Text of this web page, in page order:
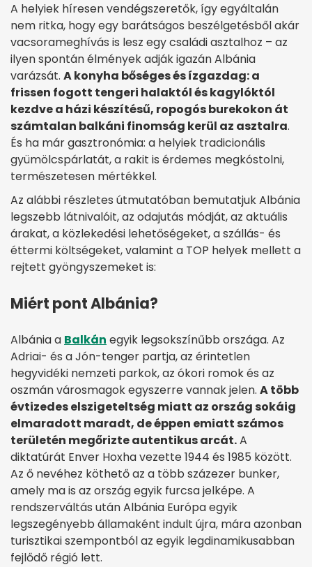
A helyiek híresen vendégszeretők, így egyáltalán
nem ritka, hogy egy barátságos beszélgetésből akár
vacsorameghívás is lesz egy családi asztalhoz – az
ilyen spontán élmények adják igazán Albánia
varázsát. A konyha bőséges és ízgazdag: a
frissen fogott tengeri halaktól és kagylóktól
kezdve a házi készítésű, ropogós burekokon át
számtalan balkáni finomság kerül az asztalra.
És ha már gasztronómia: a helyiek tradicionális
gyümölcspárlatát, a rakit is érdemes megkóstolni,
természetesen mértékkel.
Az alábbi részletes útmutatóban bemutatjuk Albánia
legszebb látnivalóit, az odajutás módját, az aktuális
árakat, a közlekedési lehetőségeket, a szállás- és
éttermi költségeket, valamint a TOP helyek mellett a
rejtett gyöngyszemeket is:
Miért pont Albánia?
Albánia a Balkán egyik legsokszínűbb országa. Az
Adriai- és a Jón-tenger partja, az érintetlen
hegyvidéki nemzeti parkok, az ókori romok és az
oszmán városmagok egyszerre vannak jelen. A több
évtizedes elszigeteltség miatt az ország sokáig
elmaradott maradt, de éppen emiatt számos
területén megőrizte autentikus arcát.A
diktatúrát Enver Hoxha vezette 1944 és 1985 között.
Az ő nevéhez köthető az a több százezer bunker,
amely ma is az ország egyik furcsa jelképe. A
rendszerváltás után Albánia Európa egyik
legszegényebb államaként indult újra, mára azonban
turisztikai szempontból az egyik legdinamikusabban
fejlődő régió lett.